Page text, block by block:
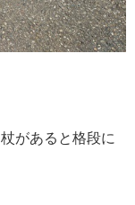
があると格段に